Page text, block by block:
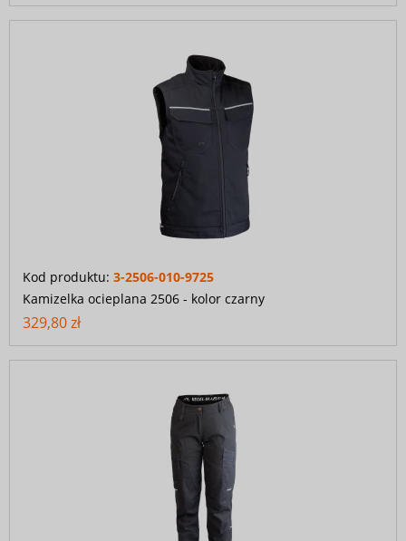
Kod produktu: 3-2506-010-9725
Kamizelka ocieplana 2506 - kolor czarny
329,80 zł